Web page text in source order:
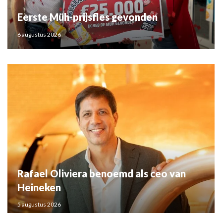
Eerste Müh-prijsfles gevonden
6 augustus 2026
Rafael Oliviera benoemd als ceo van
Heineken
5 augustus 2026